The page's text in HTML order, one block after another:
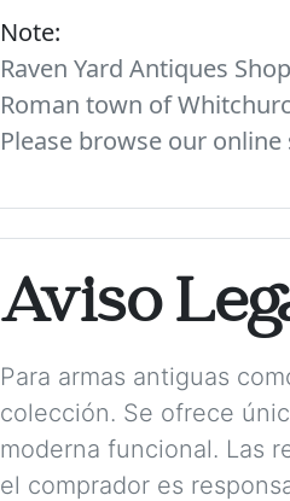
Note:
Raven Yard Antiques
Roman town of
Please browse our
Aviso
Para armas antiguas
colección. Se ofrece
moderna funcional. Las
el comprador es